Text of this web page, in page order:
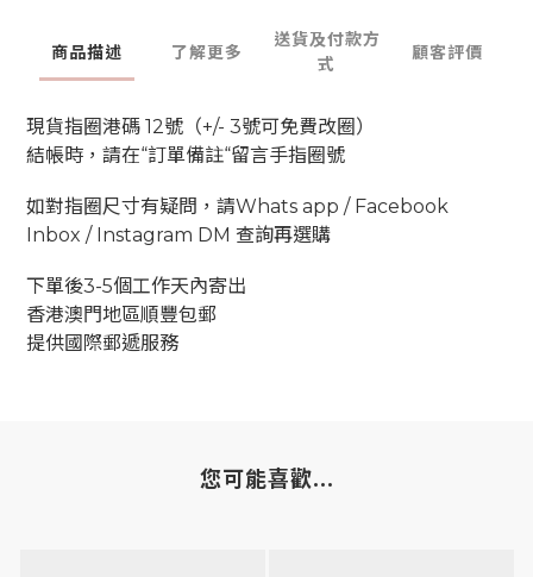
商品描述 了解更多
送貨及付款方
式
顧客評價
現貨指圈港碼 12號（+/- 3號可免費改圈）
結帳時，請在“訂單備註“留言手指圈號
如對指圈尺寸有疑問，請Whats app / Facebook
Inbox / Instagram DM 查詢再選購
下單後3-5個工作天內寄出
香港澳門地區順豐包郵
提供國際郵遞服務
您可能喜歡...